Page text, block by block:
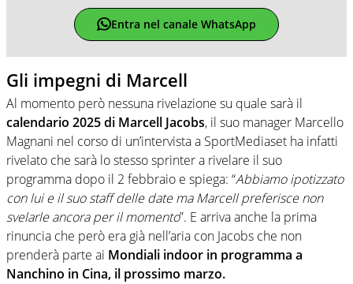
Entra nel canale WhatsApp
Gli impegni di Marcell
Al momento però nessuna rivelazione su quale sarà il
calendario 2025 di Marcell Jacobs, il suo manager Marcello
Magnani nel corso di un’intervista a SportMediaset ha infatti
rivelato che sarà lo stesso sprinter a rivelare il suo
programma dopo il 2 febbraio e spiega: “Abbiamo ipotizzato
con lui e il suo staff delle date ma Marcell preferisce non
svelarle ancora per il momento”. E arriva anche la prima
rinuncia che però era già nell’aria con Jacobs che non
prenderà parte ai Mondiali indoor in programma a
Nanchino in Cina, il prossimo marzo.